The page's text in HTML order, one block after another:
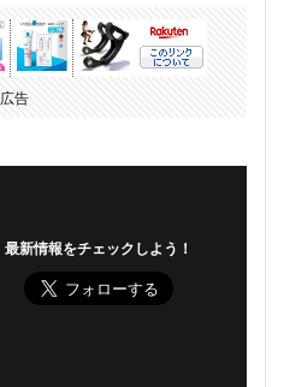
広告
最新情報をチェックしよう！